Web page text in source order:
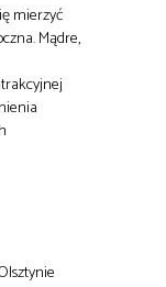
mierzyć
Mądre,